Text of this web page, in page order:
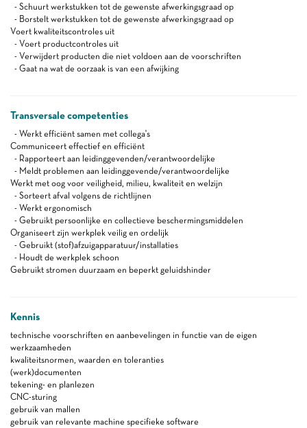
- Schuurt werkstukken tot de gewenste afwerkingsgraad op
- Borstelt werkstukken tot de gewenste afwerkingsgraad op
Voert kwaliteitscontroles uit
- Voert productcontroles uit
- Verwijdert producten die niet voldoen aan de voorschriften
- Gaat na wat de oorzaak is van een afwijking
Transversale competenties
- Werkt efficiënt samen met collega's
Communiceert effectief en efficiënt
- Rapporteert aan leidinggevenden/verantwoordelijke
- Meldt problemen aan leidinggevende/verantwoordelijke
Werkt met oog voor veiligheid, milieu, kwaliteit en welzijn
- Sorteert afval volgens de richtlijnen
- Werkt ergonomisch
- Gebruikt persoonlijke en collectieve beschermingsmiddelen
Organiseert zijn werkplek veilig en ordelijk
- Gebruikt (stof)afzuigapparatuur/installaties
- Houdt de werkplek schoon
Gebruikt stromen duurzaam en beperkt geluidshinder
Kennis
technische voorschriften en aanbevelingen in functie van de eigen
werkzaamheden
kwaliteitsnormen, waarden en toleranties
(werk)documenten
tekening- en planlezen
CNC-sturing
gebruik van mallen
gebruik van relevante machine specifieke software